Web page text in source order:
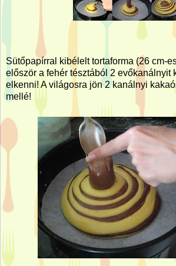
Sütőpapírral kibélelt tortaforma (26 cm-
először a fehér tésztából 2 evőkanálnyit
elkenni! A világosra jön 2 kanálnyi
mellé!